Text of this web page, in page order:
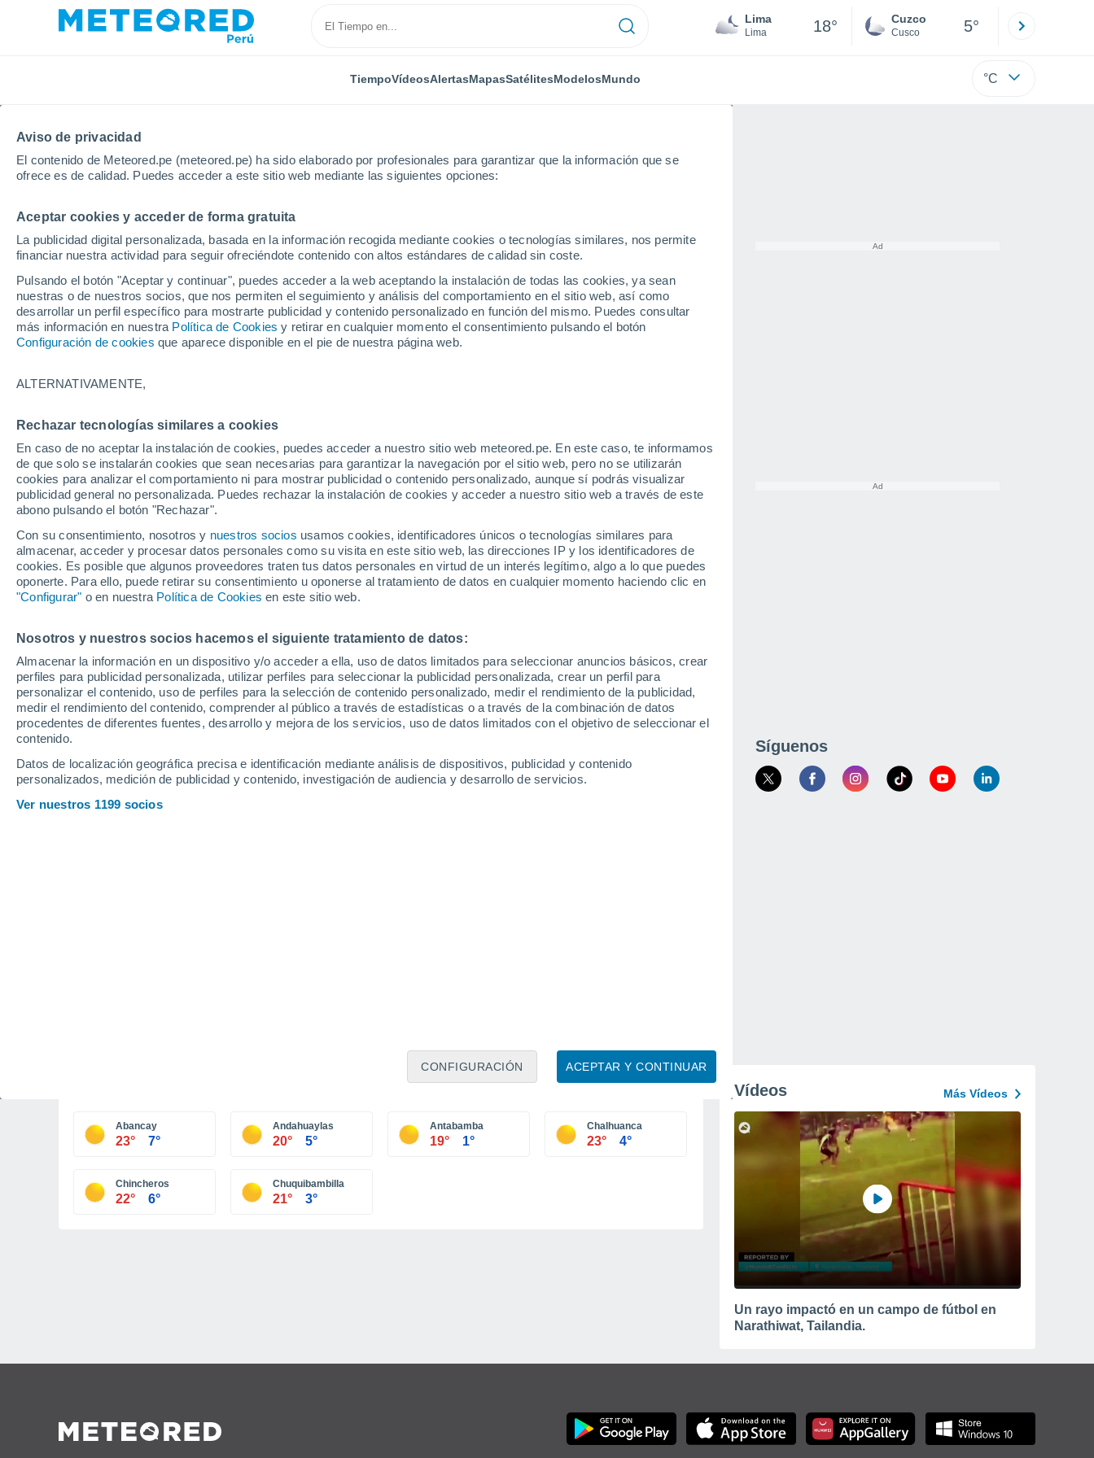
Aviso de privacidad
El contenido de Meteored.pe (meteored.pe) ha sido elaborado por profesionales para garantizar que la información que se
ofrece es de calidad. Puedes acceder a este sitio web mediante las siguientes opciones:
Aceptar cookies y acceder de forma gratuita
La publicidad digital personalizada, basada en la información recogida mediante cookies o tecnologías similares, nos permite
financiar nuestra actividad para seguir ofreciéndote contenido con altos estándares de calidad sin coste.
Pulsando el botón "Aceptar y continuar", puedes acceder a la web aceptando la instalación de todas las cookies, ya sean
nuestras o de nuestros socios, que nos permiten el seguimiento y análisis del comportamiento en el sitio web, así como
desarrollar un perfil específico para mostrarte publicidad y contenido personalizado en función del mismo. Puedes consultar
más información en nuestra Política de Cookies y retirar en cualquier momento el consentimiento pulsando el botón
Configuración de cookies que aparece disponible en el pie de nuestra página web.
ALTERNATIVAMENTE,
Rechazar tecnologías similares a cookies
En caso de no aceptar la instalación de cookies, puedes acceder a nuestro sitio web meteored.pe. En este caso, te informamos
de que solo se instalarán cookies que sean necesarias para garantizar la navegación por el sitio web, pero no se utilizarán
cookies para analizar el comportamiento ni para mostrar publicidad o contenido personalizado, aunque sí podrás visualizar
publicidad general no personalizada. Puedes rechazar la instalación de cookies y acceder a nuestro sitio web a través de este
abono pulsando el botón "Rechazar".
Con su consentimiento, nosotros y nuestros socios usamos cookies, identificadores únicos o tecnologías similares para
almacenar, acceder y procesar datos personales como su visita en este sitio web, las direcciones IP y los identificadores de
cookies. Es posible que algunos proveedores traten tus datos personales en virtud de un interés legítimo, algo a lo que puedes
oponerte. Para ello, puede retirar su consentimiento u oponerse al tratamiento de datos en cualquier momento haciendo clic en
"Configurar" o en nuestra Política de Cookies en este sitio web.
Nosotros y nuestros socios hacemos el siguiente tratamiento de datos:
Almacenar la información en un dispositivo y/o acceder a ella, uso de datos limitados para seleccionar anuncios básicos, crear
perfiles para publicidad personalizada, utilizar perfiles para seleccionar la publicidad personalizada, crear un perfil para
personalizar el contenido, uso de perfiles para la selección de contenido personalizado, medir el rendimiento de la publicidad,
medir el rendimiento del contenido, comprender al público a través de estadísticas o a través de la combinación de datos
procedentes de diferentes fuentes, desarrollo y mejora de los servicios, uso de datos limitados con el objetivo de seleccionar el
contenido.
Datos de localización geográfica precisa e identificación mediante análisis de dispositivos, publicidad y contenido
personalizados, medición de publicidad y contenido, investigación de audiencia y desarrollo de servicios.
Ver nuestros 1199 socios
ACEPTAR Y CONTINUAR
CONFIGURACIÓN
Lima
Lima 18° Cuzco
Cusco 5°
TiempoVídeosAlertasMapasSatélitesModelosMundo °C
Inicio Apurímac
Tiempo en Apurímac
Hoy, 7 agosto Todo el día Símbolo
19°
23°
4°
Chalhuanca
Síguenos
Abancay
23° 7°
Andahuaylas
20° 5°
Antabamba
19° 1°
Chalhuanca
23° 4°
Chincheros
22° 6°
Chuquibambilla
21° 3°
Vídeos Más Vídeos
Un rayo impactó en un campo de fútbol en
Narathiwat, Tailandia.